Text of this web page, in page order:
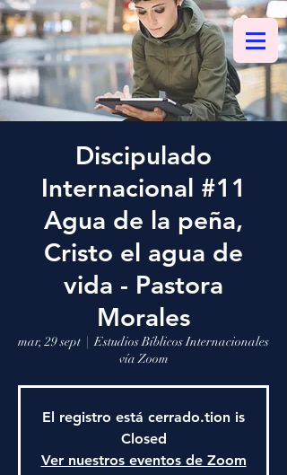
Discipulado
Internacional #11
Agua de la peña,
Cristo el agua de
vida - Pastora
Morales
mar, 29 sept
  |
Estudios Bíblicos Internacionales
vía Zoom
El registro está cerrado.tion is
Closed
Ver nuestros eventos de Zoom